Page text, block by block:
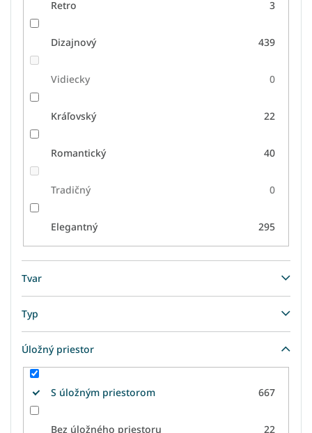
Retro 3
Dizajnový 439
Vidiecky 0
Kráľovský 22
Romantický 40
Tradičný 0
Elegantný 295
Tvar
Typ
Úložný priestor
S úložným priestorom 667
Bez úložného priestoru 22